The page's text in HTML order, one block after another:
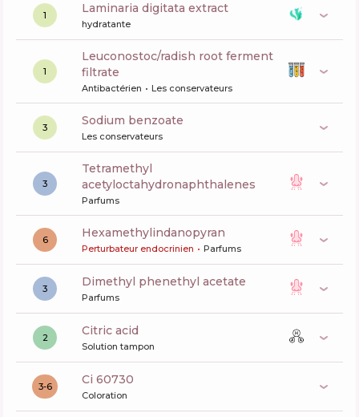
1 laminaria digitata extract
hydratante
1
leuconostoc/radish root ferment
filtrate
Antibactérien Les conservateurs
3 sodium benzoate
Les conservateurs
3
tetramethyl
acetyloctahydronaphthalenes
Parfums
6 hexamethylindanopyran
Perturbateur endocrinien Parfums
3 dimethyl phenethyl acetate
Parfums
2 citric acid
Solution tampon
3-6 ci 60730
Coloration